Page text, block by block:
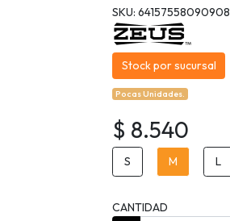
SKU: 64157558090908
Stock por sucursal
Pocas Unidades.
$ 8.540
S M L
CANTIDAD